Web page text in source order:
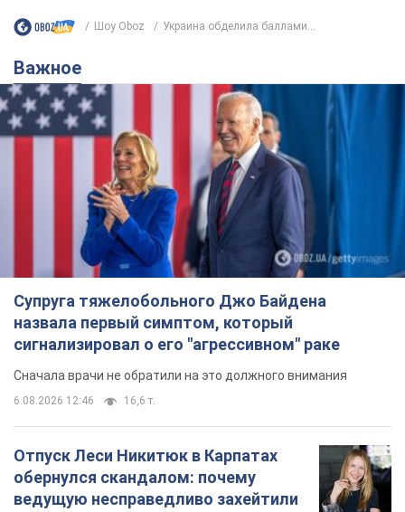
Шоу Oboz Украина обделила баллами...
Важное
Супруга тяжелобольного Джо Байдена
назвала первый симптом, который
сигнализировал о его "агрессивном" раке
Сначала врачи не обратили на это должного внимания
6.08.2026 12:46 16,6 т.
Отпуск Леси Никитюк в Карпатах
обернулся скандалом: почему
ведущую несправедливо захейтили